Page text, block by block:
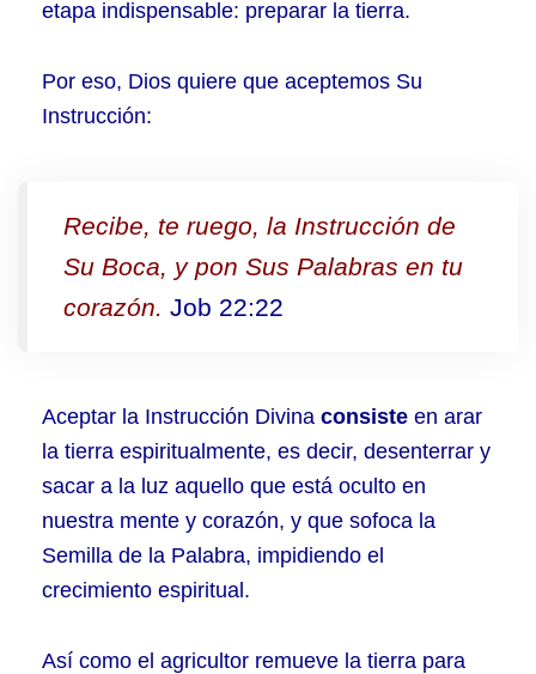
la
Instrucción
Divina
etapa indispensable: preparar la tierra.
Por eso, Dios quiere que aceptemos Su
Instrucción:
Recibe, te ruego, la Instrucción de
Su Boca, y pon Sus Palabras en tu
corazón. Job 22:22
Aceptar la Instrucción Divina consiste en arar
la tierra espiritualmente, es decir, desenterrar y
sacar a la luz aquello que está oculto en
nuestra mente y corazón, y que sofoca la
Semilla de la Palabra, impidiendo el
crecimiento espiritual.
Así como el agricultor remueve la tierra para